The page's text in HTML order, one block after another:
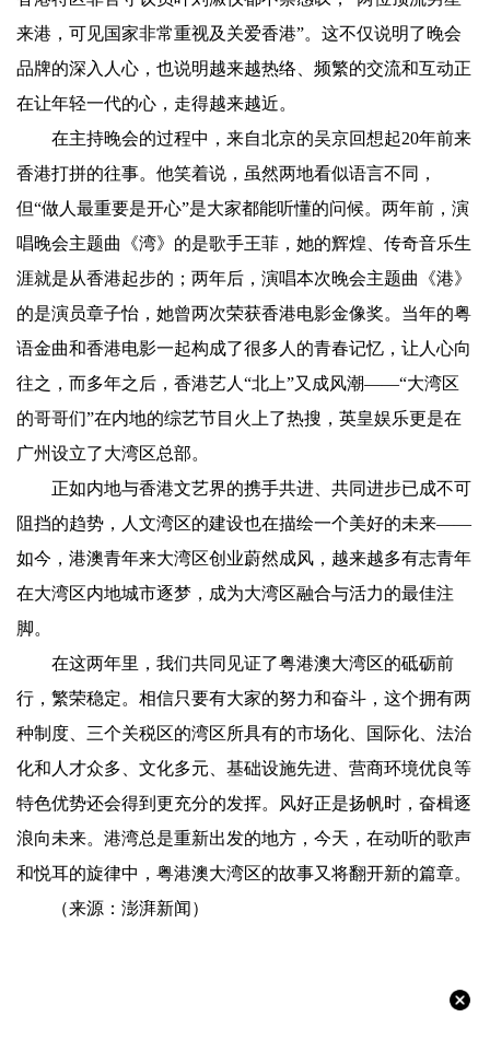
来港，可见国家非常重视及关爱香港”。这不仅说明了晚会
品牌的深入人心，也说明越来越热络、频繁的交流和互动正
在让年轻一代的心，走得越来越近。
在主持晚会的过程中，来自北京的吴京回想起20年前来
香港打拼的往事。他笑着说，虽然两地看似语言不同，
但“做人最重要是开心”是大家都能听懂的问候。两年前，演
唱晚会主题曲《湾》的是歌手王菲，她的辉煌、传奇音乐生
涯就是从香港起步的；两年后，演唱本次晚会主题曲《港》
的是演员章子怡，她曾两次荣获香港电影金像奖。当年的粤
语金曲和香港电影一起构成了很多人的青春记忆，让人心向
往之，而多年之后，香港艺人“北上”又成风潮——“大湾区
的哥哥们”在内地的综艺节目火上了热搜，英皇娱乐更是在
广州设立了大湾区总部。
正如内地与香港文艺界的携手共进、共同进步已成不可
阻挡的趋势，人文湾区的建设也在描绘一个美好的未来——
如今，港澳青年来大湾区创业蔚然成风，越来越多有志青年
在大湾区内地城市逐梦，成为大湾区融合与活力的最佳注
脚。
在这两年里，我们共同见证了粤港澳大湾区的砥砺前
行，繁荣稳定。相信只要有大家的努力和奋斗，这个拥有两
种制度、三个关税区的湾区所具有的市场化、国际化、法治
化和人才众多、文化多元、基础设施先进、营商环境优良等
特色优势还会得到更充分的发挥。风好正是扬帆时，奋楫逐
浪向未来。港湾总是重新出发的地方，今天，在动听的歌声
和悦耳的旋律中，粤港澳大湾区的故事又将翻开新的篇章。
（来源：澎湃新闻）